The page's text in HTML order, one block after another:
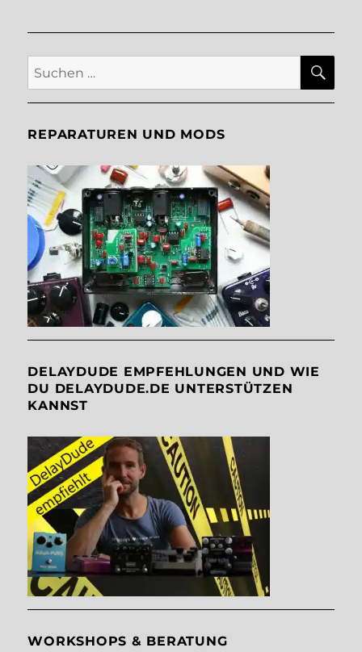
Suche
nach:
REPARATUREN UND MODS
DELAYDUDE EMPFEHLUNGEN UND WIE
DU DELAYDUDE.DE UNTERSTÜTZEN
KANNST
WORKSHOPS & BERATUNG